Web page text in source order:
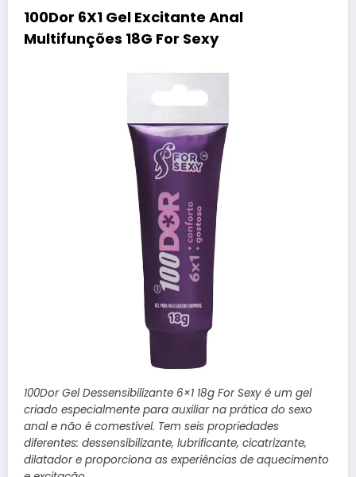
100Dor 6X1 Gel Excitante Anal
Multifunções 18G For Sexy
100Dor Gel Dessensibilizante 6×1 18g For Sexy é um gel
criado especialmente para auxiliar na prática do sexo
anal e não é comestível. Tem seis propriedades
diferentes: dessensibilizante, lubrificante, cicatrizante,
dilatador e proporciona as experiências de aquecimento